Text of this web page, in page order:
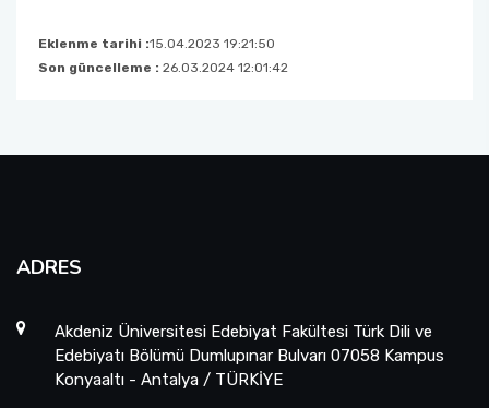
Eklenme tarihi :15.04.2023 19:21:50
Son güncelleme : 26.03.2024 12:01:42
ADRES
Akdeniz Üniversitesi Edebiyat Fakültesi Türk Dili ve
Edebiyatı Bölümü Dumlupınar Bulvarı 07058 Kampus
Konyaaltı - Antalya / TÜRKİYE